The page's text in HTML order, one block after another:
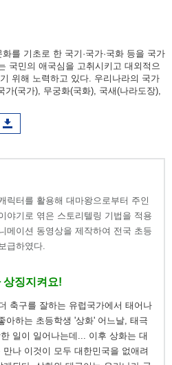
를 기초로 한 국기·국가·국화 등을 국가
국민의 애국심을 고취시키고 대외적으
위해 노력하고 있다. 우리나라의 국가
가(국가), 무궁화(국화), 국새(나라도장),
릭터를 활용해 대마왕으로부터 주인
야기로 엮은 스토리텔링 기법을 적용
메이션 동영상을 제작하여 전국 초등
급하였다.
상징지켜요!
축구를 잘하는 유럽국가에서 태어나
아하는 초등학생 '상화' 어느날, 태극
일이 일어나는데... 이후 상화는 대
나 이것이 모두 대한민국을 없애려